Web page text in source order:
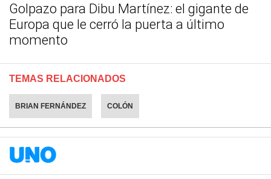
Golpazo para Dibu Martínez: el gigante de
Europa que le cerró la puerta a último
momento
TEMAS RELACIONADOS
BRIAN FERNÁNDEZ COLÓN